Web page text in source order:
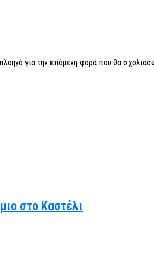
για την επόμενη φορά που θα
στο Καστέλι